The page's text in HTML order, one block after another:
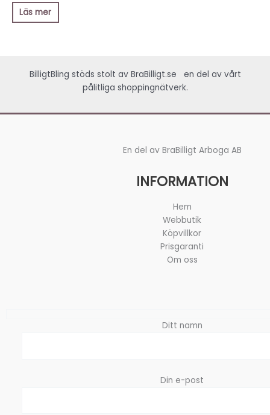
Läs mer
BilligtBling stöds stolt av BraBilligt.se
en del av vårt
pålitliga shoppingnätverk.
En del av BraBilligt Arboga AB
INFORMATION
Hem
Webbutik
Köpvillkor
Prisgaranti
Om oss
Ditt namn
Din e-post